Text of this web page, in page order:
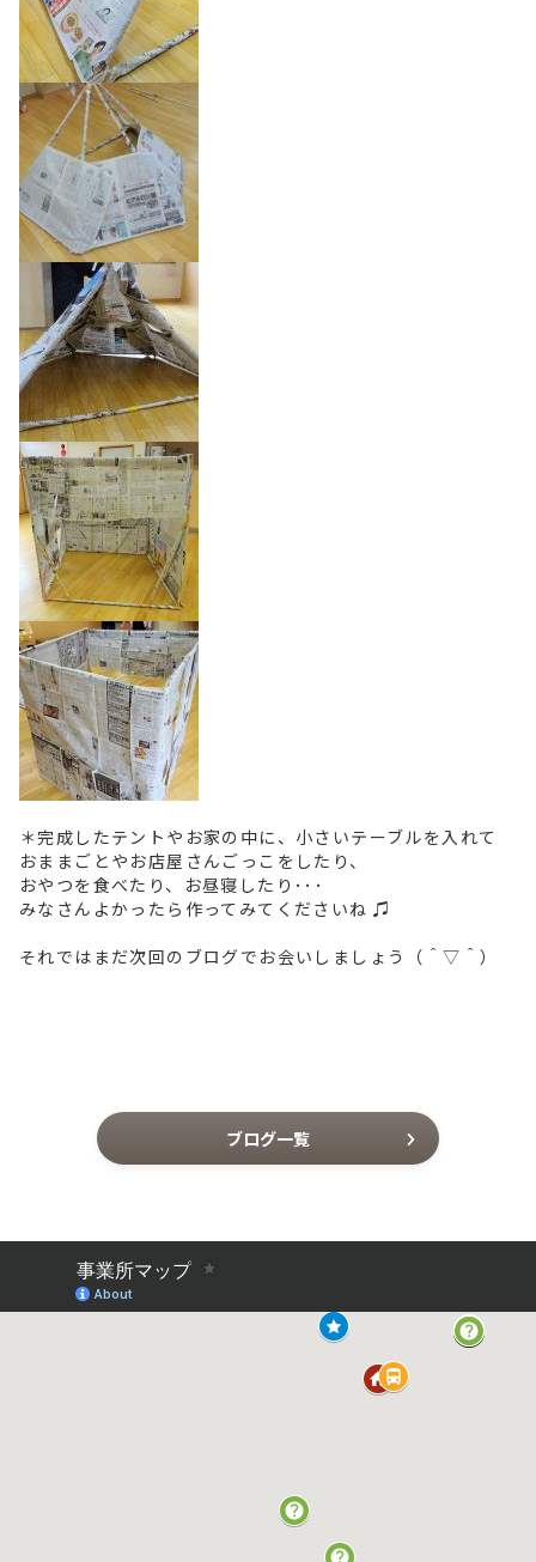
＊完成したテントやお家の中に、小さいテーブルを入れて
おままごとやお店屋さんごっこをしたり、
おやつを食べたり、お昼寝したり･･･
みなさんよかったら作ってみてくださいね ♫
それではまだ次回のブログでお会いしましょう（＾▽＾）
ブログ一覧